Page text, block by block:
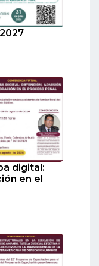
digital:
en el